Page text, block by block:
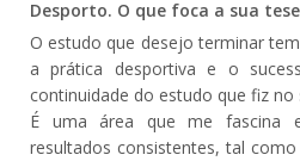
Desporto. O que foca a sua
O estudo que desejo terminar
a prática desportiva e o
continuidade do estudo que fiz
É uma área que me fascina
resultados consistentes, tal